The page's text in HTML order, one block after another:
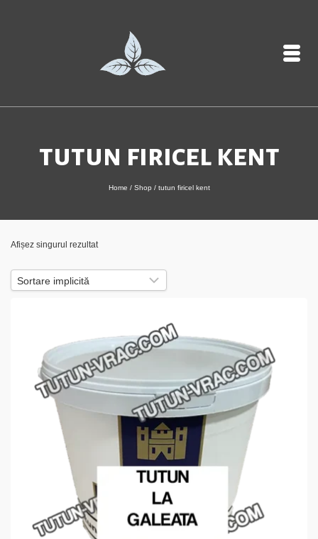
tutun firicel kent
Home / Shop / tutun firicel kent
Afișez singurul rezultat